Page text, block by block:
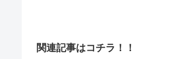
関連記事はコチラ！！